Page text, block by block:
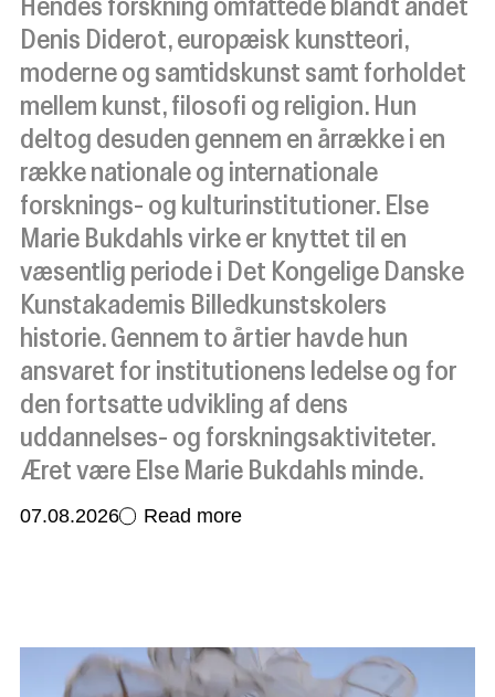
Denis Diderot, europæisk kunstteori,
moderne og samtidskunst samt forholdet
mellem kunst, filosofi og religion. Hun
deltog desuden gennem en årrække i en
række nationale og internationale
forsknings- og kulturinstitutioner. Else
Marie Bukdahls virke er knyttet til en
væsentlig periode i Det Kongelige Danske
Kunstakademis Billedkunstskolers
historie. Gennem to årtier havde hun
ansvaret for institutionens ledelse og for
den fortsatte udvikling af dens
uddannelses- og forskningsaktiviteter.
Æret være Else Marie Bukdahls minde.
07.08.2026 Read more